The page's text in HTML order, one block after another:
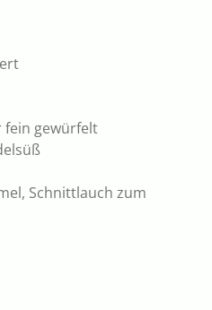
fein gewürfelt
Schnittlauch zum